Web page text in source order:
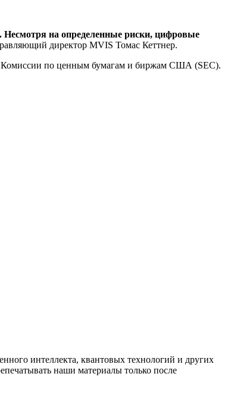
на определенные риски, цифровые
директор MVIS Томас Кеттнер.
Комиссии по ценным бумагам и биржам США (SEC).
интеллекта, квантовых технологий и других
наши материалы только после